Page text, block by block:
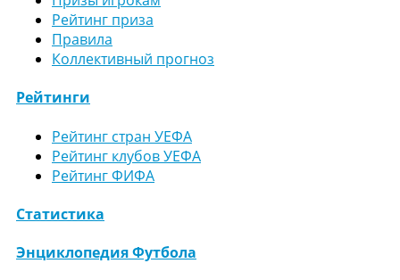
Рейтинг приза
Правила
Коллективный прогноз
Рейтинги
Рейтинг стран УЕФА
Рейтинг клубов УЕФА
Рейтинг ФИФА
Статистика
Энциклопедия Футбола